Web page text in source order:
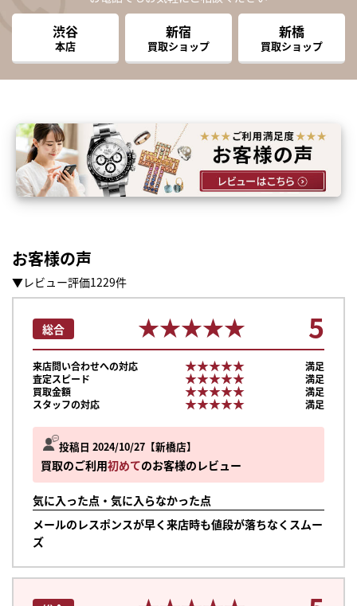
渋谷
本店
新宿
買取ショップ
新橋
買取ショップ
お客様の声
▼レビュー評価1229件
投稿日 2024/10/27 新橋店
買取のご利用初めてのお客様のレビュー
気に入った点・気に入らなかった点
メールのレスポンスが早く来店時も値段が落ちなくスムー
ズ
総合 ★★★★★
★★★★★ 5
来店問い合わせへの対応 ★★★★★
★★★★★
満足
査定スピード
★★★★★
★★★★★
満足
買取金額
★★★★★
★★★★★
満足
スタッフの対応
★★★★★
★★★★★ 満足